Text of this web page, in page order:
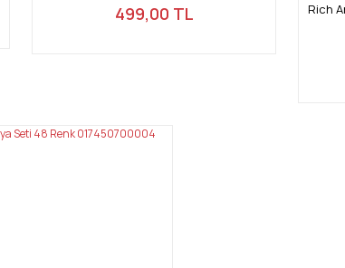
499,00 TL Rich